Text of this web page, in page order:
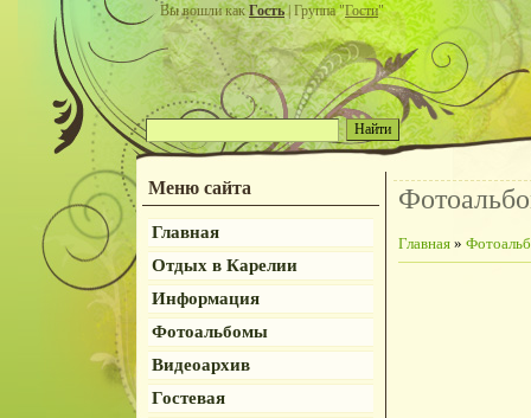
Вы вошли какГость| Группа "Гости"
Меню сайта
Главная
Отдых в Карелии
Информация
Фотоальбомы
Видеоархив
Гостевая
Главная »